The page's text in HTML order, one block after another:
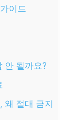
이드
안 될까요?
왜 절대 금지